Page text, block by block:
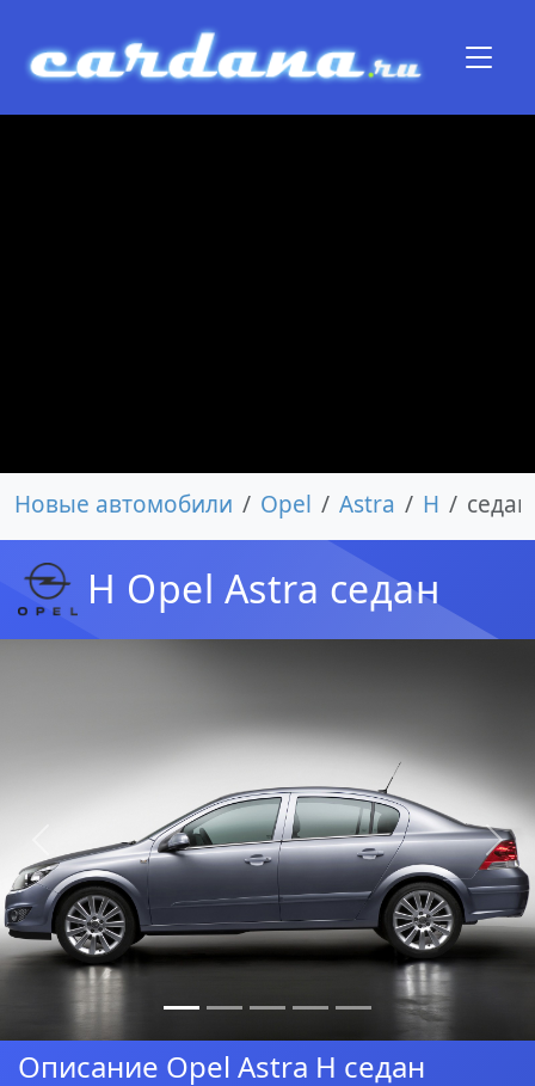
Новые автомобили Opel Astra H седан
H Opel Astra седан
Предыдущая
Описание Opel Astra H седан